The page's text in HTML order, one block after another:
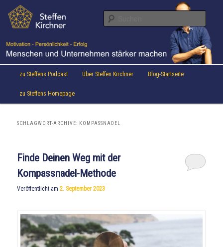
Inhalt
wechseln
sekundären
Inhalt
Steffen Kirchner Blog
Aktuelles von Speaker & Motivationstrainer Steffen Kirchner
Hauptmenü
zu Steffens Podcast Über Steffen Kirchner Blog-Startseite
zu Steffens Homepage
SCHLAGWORT-ARCHIVE: KOMPASSNADEL
Finde Deinen Weg mit der
Kompassnadel-Methode
Veröffentlicht am2. September 2023